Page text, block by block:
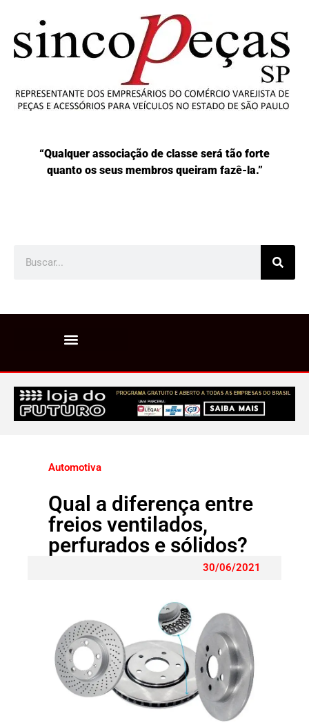
“Qualquer associação de classe será tão forte
quanto os seus membros queiram fazê-la.”
Automotiva
Qual a diferença entre
freios ventilados,
perfurados e sólidos?
30/06/2021